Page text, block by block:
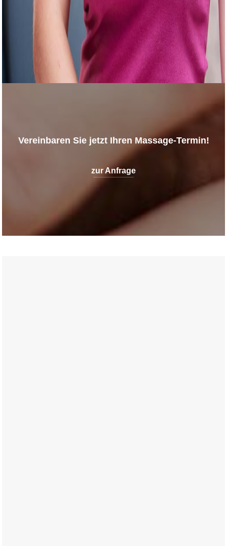
Vereinbaren Sie jetzt Ihren Massage-Termin!
zur Anfrage